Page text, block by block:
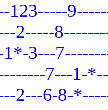
123-----
2-----
1*-3---
7---1-
2---6-8-